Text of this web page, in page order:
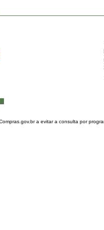
a evitar a consulta por